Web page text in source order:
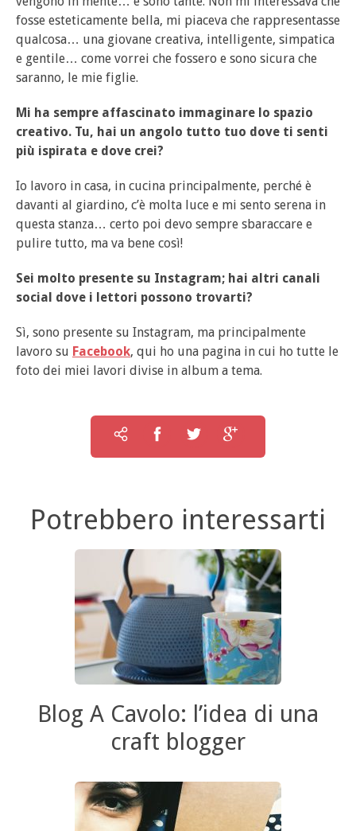
fosse esteticamente bella, mi piaceva che rappresentasse
qualcosa… una giovane creativa, intelligente, simpatica
e gentile… come vorrei che fossero e sono sicura che
saranno, le mie figlie.
Mi ha sempre affascinato immaginare lo spazio
creativo. Tu, hai un angolo tutto tuo dove ti senti
più ispirata e dove crei?
Io lavoro in casa, in cucina principalmente, perché è
davanti al giardino, c’è molta luce e mi sento serena in
questa stanza… certo poi devo sempre sbaraccare e
pulire tutto, ma va bene così!
Sei molto presente su Instagram; hai altri canali
social dove i lettori possono trovarti?
Sì, sono presente su Instagram, ma principalmente
lavoro su Facebook, qui ho una pagina in cui ho tutte le
foto dei miei lavori divise in album a tema.
Potrebbero interessarti
Blog A Cavolo: l’idea di una
craft blogger